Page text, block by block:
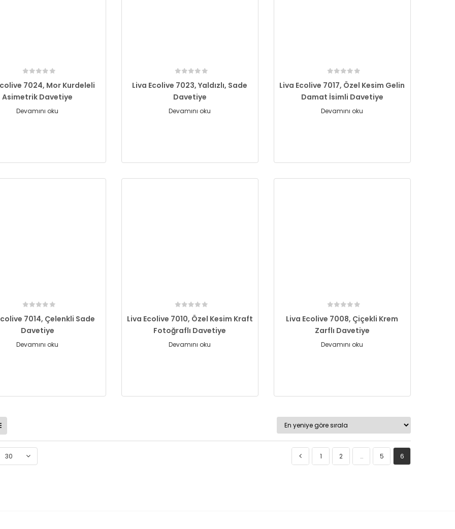
7024, Mor Kurdeleli
Asimetrik Davetiye
Devamını oku
Liva Ecolive 7023, Yaldızlı, Sade
Davetiye
Devamını oku
Liva Ecolive 7017, Özel Kesim Gelin
Damat İsimli Davetiye
Devamını oku
7014, Çelenkli Sade
Davetiye
Devamını oku
Liva Ecolive 7010, Özel Kesim Kraft
Fotoğraflı Davetiye
Devamını oku
Liva Ecolive 7008, Çiçekli Krem
Zarflı Davetiye
Devamını oku
30 1 2 … 5 6